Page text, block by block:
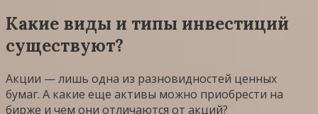
Какие виды и типы инвестиций
существуют?
Акции — лишь одна из разновидностей ценных
бумаг. А какие еще активы можно приобрести на
бирже и чем они отличаются от акций?